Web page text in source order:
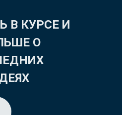
В КУРСЕ И
О